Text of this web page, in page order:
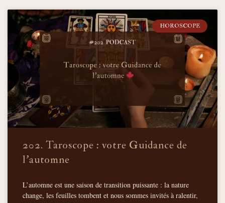
HOROSCOPE
202. Taroscope : votre Guidance de
l’automne
L’automne est une saison de transition puissante : la nature
change, les feuilles tombent et nous sommes invités à ralentir,